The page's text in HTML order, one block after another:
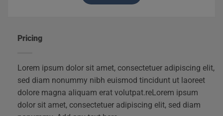
Pricing
Lorem ipsum dolor sit amet, consectetuer adipiscing elit,
sed diam nonummy nibh euismod tincidunt ut laoreet
dolore magna aliquam erat volutpat.reLorem ipsum
dolor sit amet, consectetuer adipiscing elit, sed diam